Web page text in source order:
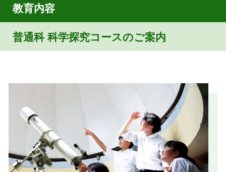
教育内容
普通科 科学探究コースのご案内